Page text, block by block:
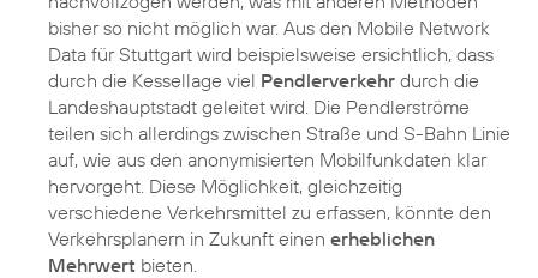
bisher so nicht möglich war. Aus den Mobile Network
Data für Stuttgart wird beispielsweise ersichtlich, dass
durch die Kessellage viel Pendlerverkehr durch die
Landeshauptstadt geleitet wird. Die Pendlerströme
teilen sich allerdings zwischen Straße und S-Bahn Linie
auf, wie aus den anonymisierten Mobilfunkdaten klar
hervorgeht. Diese Möglichkeit, gleichzeitig
verschiedene Verkehrsmittel zu erfassen, könnte den
Verkehrsplanern in Zukunft einen erheblichen
Mehrwert bieten.